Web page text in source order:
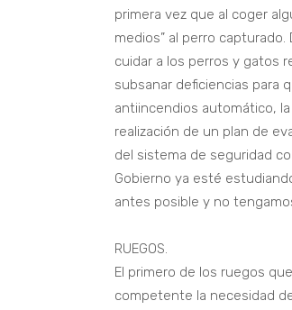
primera vez que al coger
medios” al perro
cuidar a los perros y gatos
subsanar deficiencias para
antiincendios automático,
realización de un plan de
del sistema de seguridad
Gobierno ya esté
antes posible y no
RUEGOS.
El primero de los ruegos
competente la necesidad